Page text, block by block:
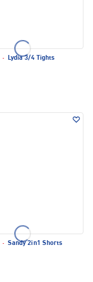
·
Lydia 3/4 Tights
· Sandy 2in1 Shorts